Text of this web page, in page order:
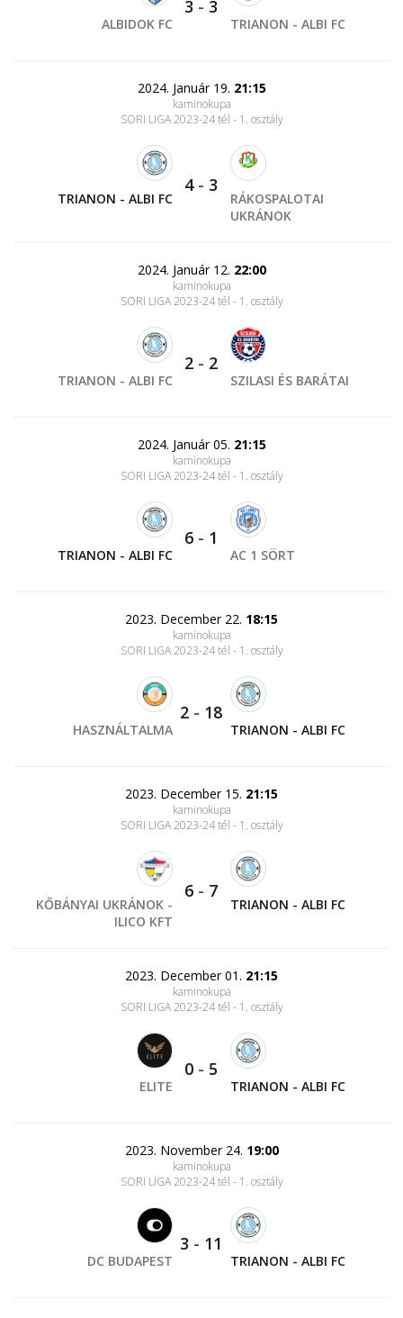
ALBIDOK FC
3 - 3
TRIANON - ALBI FC
2024. Január 19. 21:15
kaminokupa
SORI LIGA 2023-24 tél - 1. osztály
TRIANON - ALBI FC
4- 3
RÁKOSPALOTAI
UKRÁNOK
2024. Január 12. 22:00
kaminokupa
SORI LIGA 2023-24 tél - 1. osztály
TRIANON - ALBI FC
2 - 2
SZILASI ÉS BARÁTAI
2024. Január 05. 21:15
kaminokupa
SORI LIGA 2023-24 tél - 1. osztály
TRIANON - ALBI FC
6 - 1
AC 1 SÖRT
2023. December 22. 18:15
kaminokupa
SORI LIGA 2023-24 tél - 1. osztály
HASZNÁLTALMA
2 - 18
TRIANON - ALBI FC
2023. December 15. 21:15
kaminokupa
SORI LIGA 2023-24 tél - 1. osztály
KŐBÁNYAI UKRÁNOK -
ILICO KFT
6 - 7
TRIANON - ALBI FC
2023. December 01. 21:15
kaminokupa
SORI LIGA 2023-24 tél - 1. osztály
ELITE
0 - 5
TRIANON - ALBI FC
2023. November 24. 19:00
kaminokupa
SORI LIGA 2023-24 tél - 1. osztály
DC BUDAPEST
3 - 11
TRIANON - ALBI FC